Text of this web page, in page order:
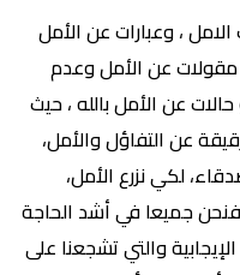
، وعبارات عن الأمل
مقولات عن الأمل وعدم
عن الأمل بالله ، حيث
عن التفاؤل والأمل،
لكي نزرع الأمل،
فنحن جميعا في أشد الحاجة
والتي تشجعنا على